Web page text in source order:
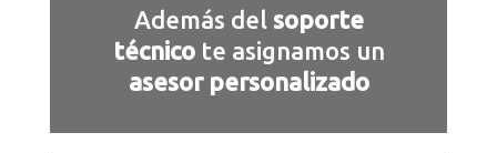
Además del soporte
técnicote asignamos un
asesor personalizado